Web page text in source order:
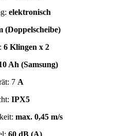
elektronisch
(Doppelscheibe)
6 Klingen x 2
Ah (Samsung)
7A
IPX5
max. 0,45 m/s